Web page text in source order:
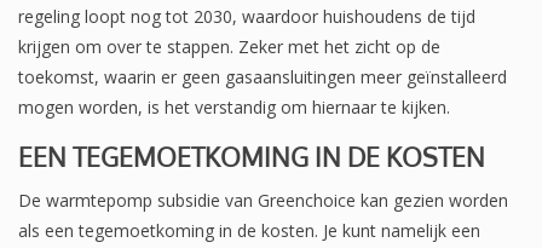
regeling loopt nog tot 2030, waardoor huishoudens de tijd
krijgen om over te stappen. Zeker met het zicht op de
toekomst, waarin er geen gasaansluitingen meer geïnstalleerd
mogen worden, is het verstandig om hiernaar te kijken.
EEN TEGEMOETKOMING IN DE KOSTEN
De warmtepomp subsidie van Greenchoice kan gezien worden
als een tegemoetkoming in de kosten. Je kunt namelijk een